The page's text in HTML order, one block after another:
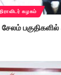
கழகம்